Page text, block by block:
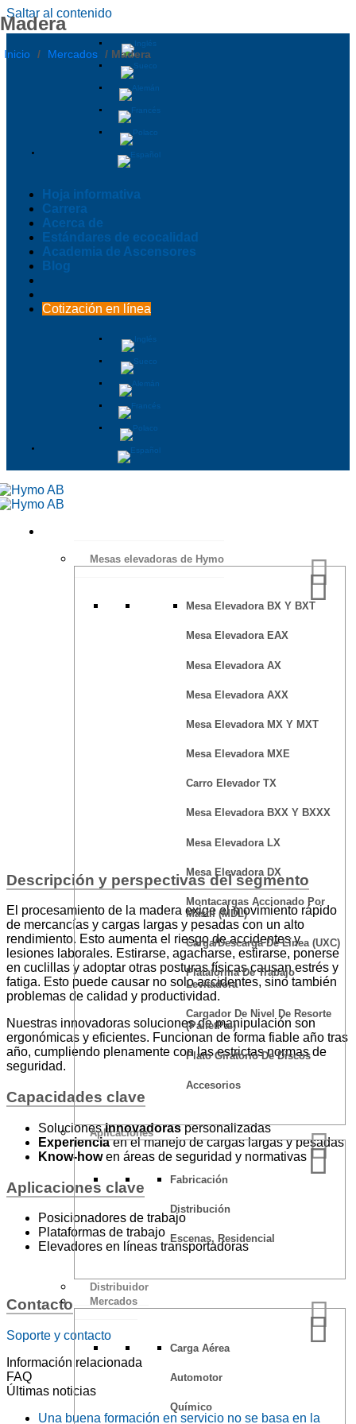
Saltar al contenido
Hoja informativa
Carrera
Acerca de
Estándares de ecocalidad
Academia de Ascensores
Blog
Cotización en línea
Mesas elevadoras de Hymo
Mesa Elevadora BX Y BXT
Mesa Elevadora EAX
Mesa Elevadora AX
Mesa Elevadora AXX
Mesa Elevadora MX Y MXT
Mesa Elevadora MXE
Carro Elevador TX
Mesa Elevadora BXX Y BXXX
Mesa Elevadora LX
Mesa Elevadora DX
Montacargas Accionado Por
Mástil (MDL)
Carga/Descarga De Línea (UXC)
Plataforma De Trabajo
Levitadora
Cargador De Nivel De Resorte
(PalletPal)
Plato Giratorio De Discos
Accesorios
Aplicaciones
Fabricación
Distribución
Escenas, Residencial
Distribuidor
Mercados
Carga Aérea
Automotor
Químico
Madera
Inicio / Mercados / Madera
Descripción y perspectivas del segmento
El procesamiento de la madera exige el movimiento rápido
de mercancías y cargas largas y pesadas con un alto
rendimiento. Esto aumenta el riesgo de accidentes y
lesiones laborales. Estirarse, agacharse, estirarse, ponerse
en cuclillas y adoptar otras posturas físicas causan estrés y
fatiga. Esto puede causar no solo accidentes, sino también
problemas de calidad y productividad.
Nuestras innovadoras soluciones de manipulación son
ergonómicas y eficientes. Funcionan de forma fiable año tras
año, cumpliendo plenamente con las estrictas normas de
seguridad.
Capacidades clave
Solucionesinnovadoraspersonalizadas
Experienciaen el manejo de cargas largas y pesadas
Know-howen áreas de seguridad y normativas
Aplicaciones clave
Posicionadores de trabajo
Plataformas de trabajo
Elevadores en líneas transportadoras
Contacto
Soporte y contacto
Información relacionada
FAQ
Últimas noticias
Una buena formación en servicio no se basa en la